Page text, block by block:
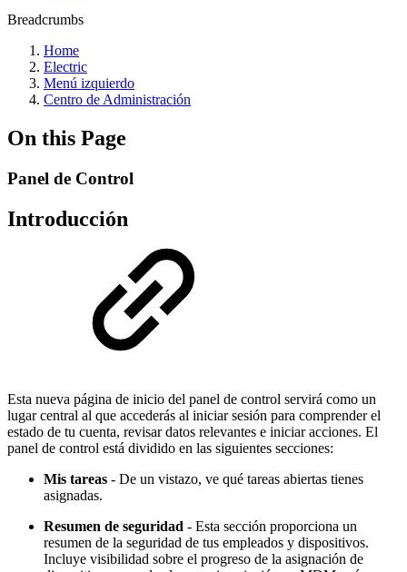
Breadcrumbs
Home
Electric
Menú izquierdo
Centro de Administración
On this Page
Panel de Control
Introducción
Esta nueva página de inicio del panel de control servirá como un
lugar central al que accederás al iniciar sesión para comprender el
estado de tu cuenta, revisar datos relevantes e iniciar acciones. El
panel de control está dividido en las siguientes secciones:
Mis tareas - De un vistazo, ve qué tareas abiertas tienes
asignadas.
Resumen de seguridad - Esta sección proporciona un
resumen de la seguridad de tus empleados y dispositivos.
Incluye visibilidad sobre el progreso de la asignación de